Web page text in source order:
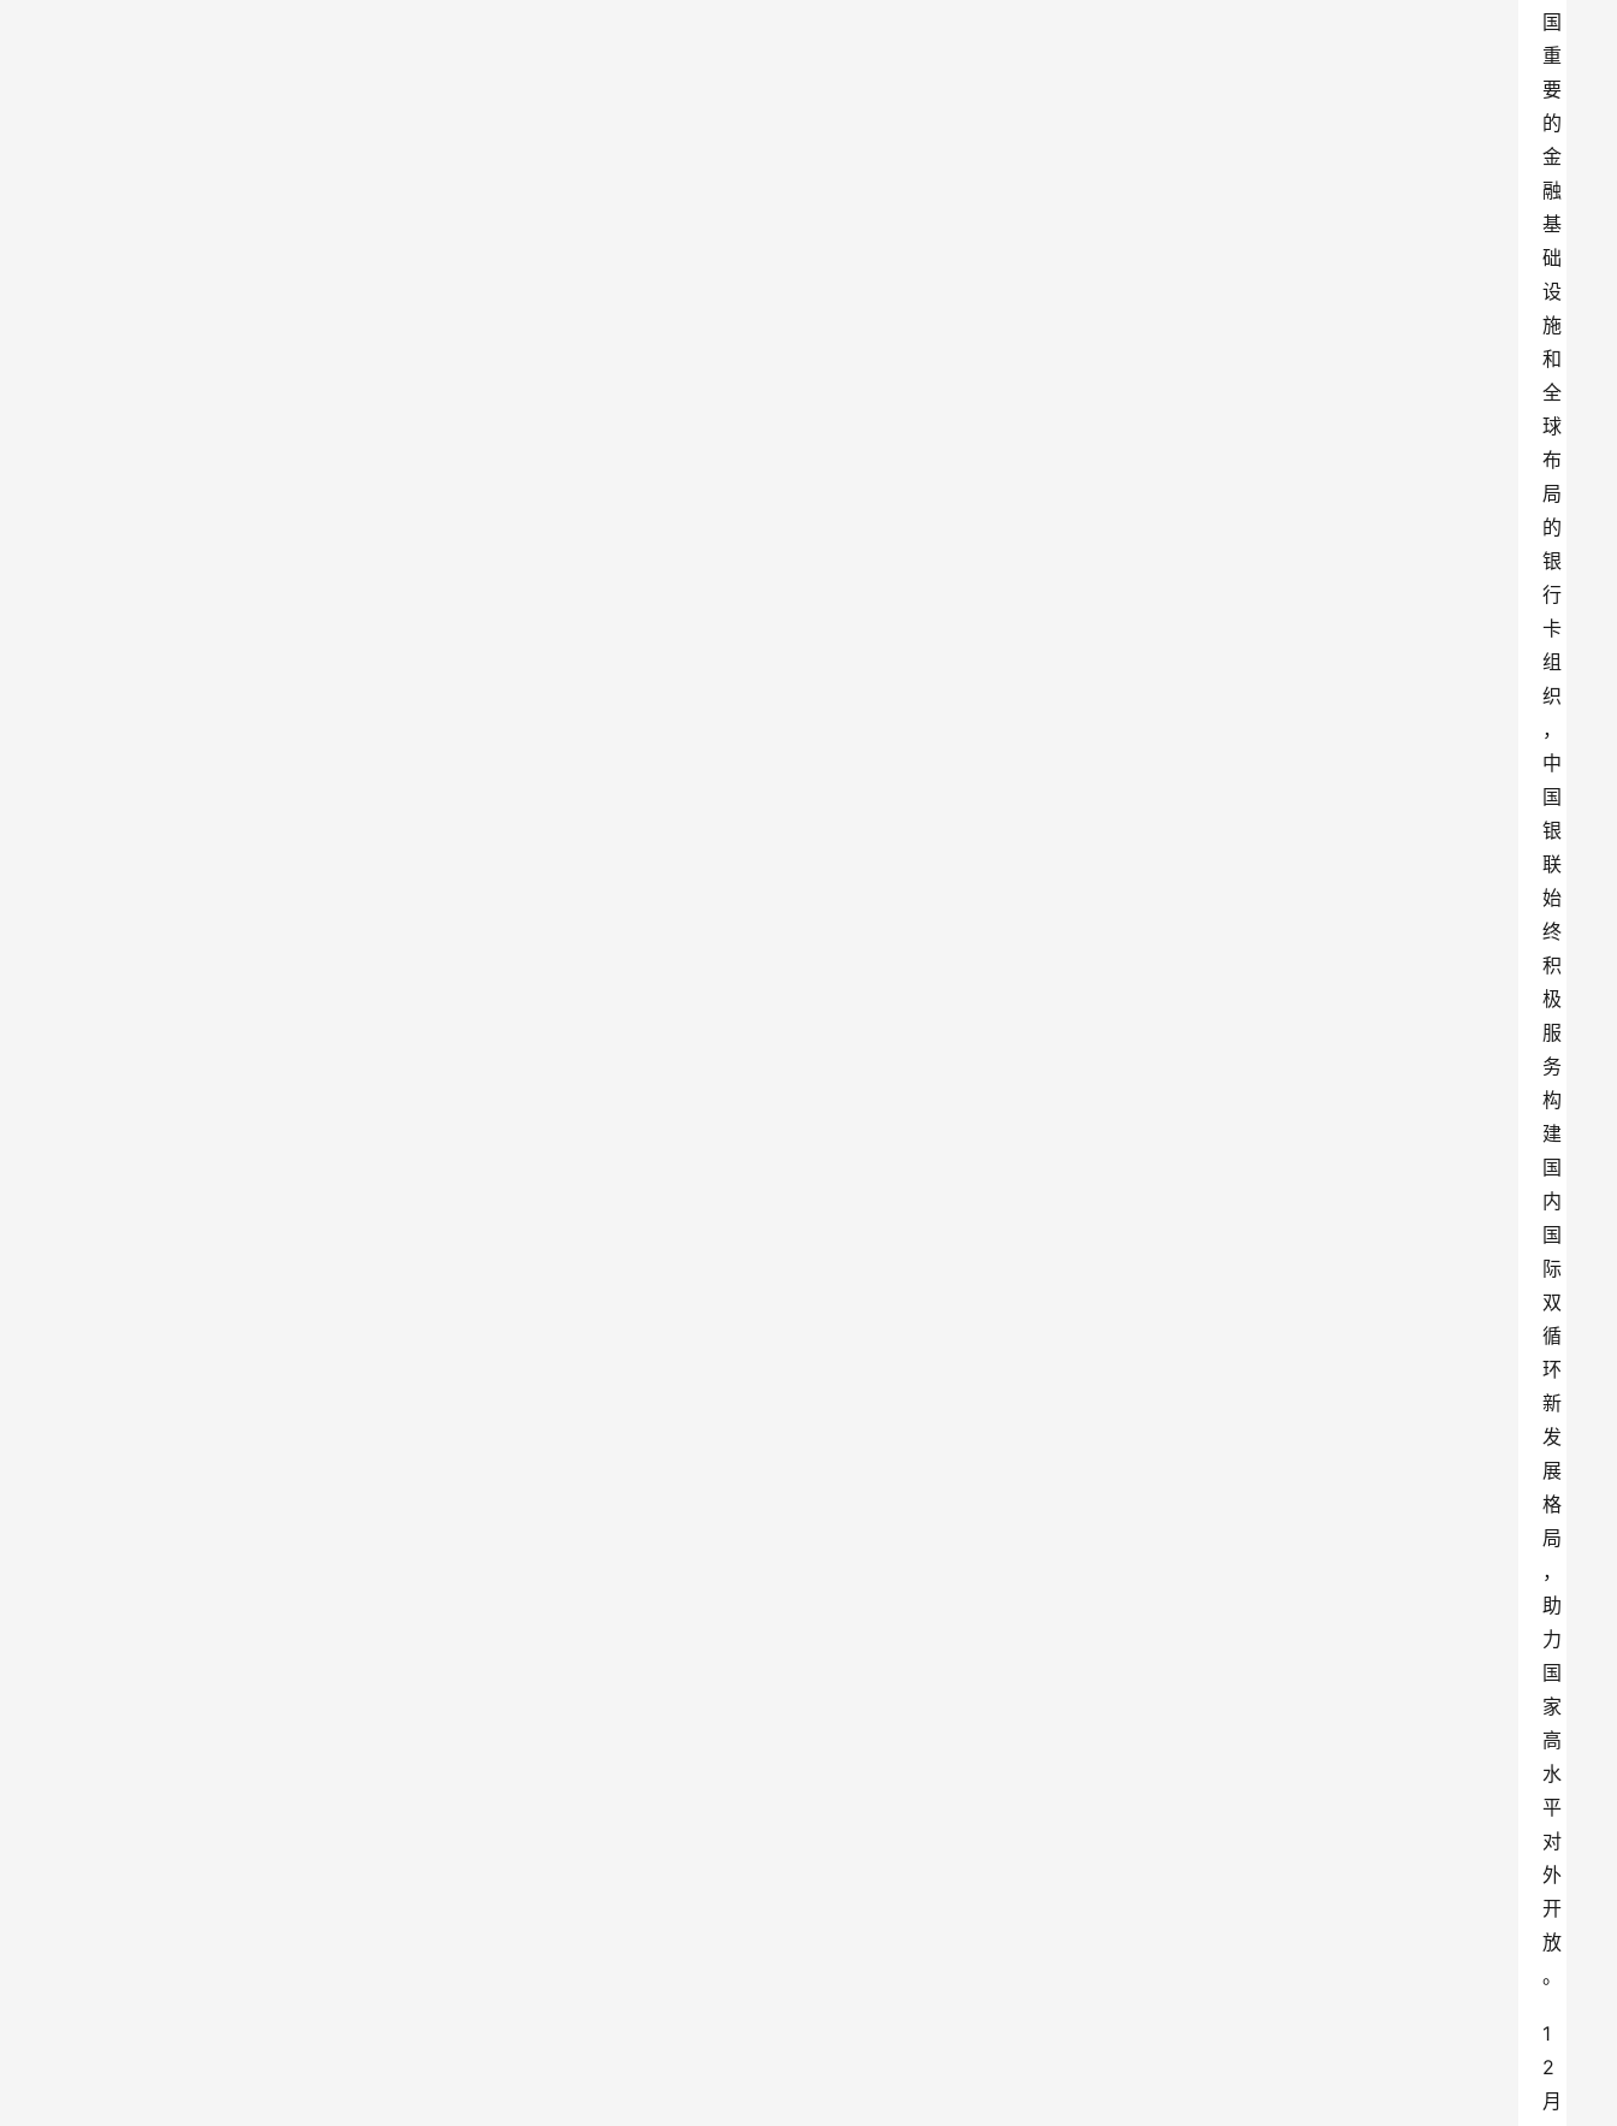
国
重
要
的
金
融
基
础
设
施
和
全
球
布
局
的
银
行
卡
组
织
，
中
国
银
联
始
终
积
极
服
务
构
建
国
内
国
际
双
循
环
新
发
展
格
局
，
助
力
国
家
高
水
平
对
外
开
放
。
1
2
月